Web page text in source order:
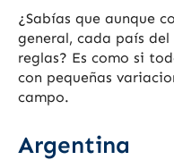
¿Sabías que aunque
general, cada país del
reglas? Es como si
con pequeñas
campo.
Argentina